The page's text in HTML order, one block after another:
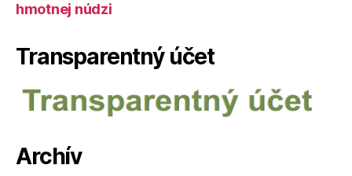
hmotnej núdzi
Transparentný účet
Archív